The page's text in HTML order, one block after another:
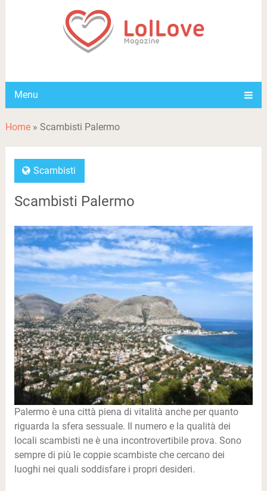
Menu
Home» Scambisti Palermo
Scambisti
Scambisti Palermo
Palermo è una città piena di vitalità anche per quanto
riguarda la sfera sessuale. Il numero e la qualità dei
locali scambisti ne è una incontrovertibile prova. Sono
sempre di più le coppie scambiste che cercano dei
luoghi nei quali soddisfare i propri desideri.